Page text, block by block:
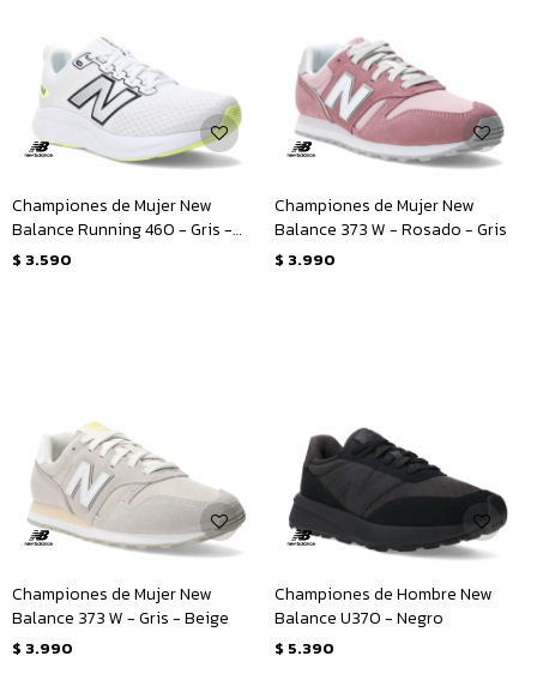
Championes de Mujer New
Balance Running 460 - Gris -
Negro
$ 3.590
Championes de Mujer New
Balance 373 W - Rosado - Gris
$ 3.990
Championes de Mujer New
Balance 373 W - Gris - Beige
$ 3.990
Championes de Hombre New
Balance U370 - Negro
$ 5.390